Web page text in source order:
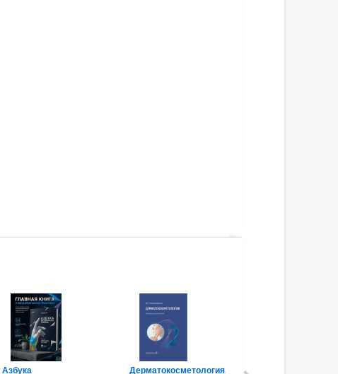
Азбука
Дерматокосметология.